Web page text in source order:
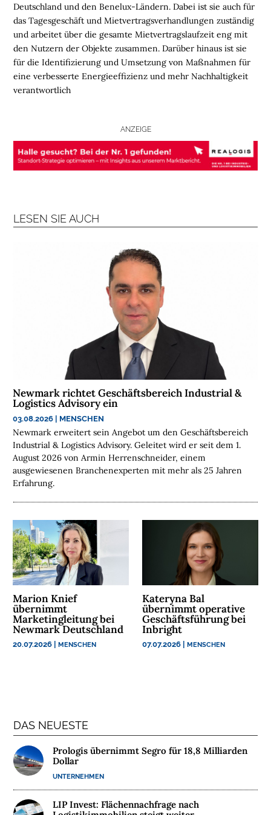
L
O
G
I
S
T
E
G
E
N
D
M
E
H
E
N
N
C
H
H
A
E
I
T
N
Deutschland und den Benelux-Ländern. Dabei ist sie auch für
das Tagesgeschäft und Mietvertragsverhandlungen zuständig
und arbeitet über die gesamte Mietvertragslaufzeit eng mit
den Nutzern der Objekte zusammen. Darüber hinaus ist sie
für die Identifizierung und Umsetzung von Maßnahmen für
eine verbesserte Energieeffizienz und mehr Nachhaltigkeit
verantwortlich
ANZEIGE
LESEN SIE AUCH
Newmark richtet Geschäftsbereich Industrial &
Logistics Advisory ein
03.08.2026 MENSCHEN
Newmark erweitert sein Angebot um den Geschäftsbereich
Industrial & Logistics Advisory. Geleitet wird er seit dem 1.
August 2026 von Armin Herrenschneider, einem
ausgewiesenen Branchenexperten mit mehr als 25 Jahren
Erfahrung.
Marion Knief
übernimmt
Marketingleitung bei
Newmark Deutschland
20.07.2026 |MENSCHEN
Kateryna Bal
übernimmt operative
Geschäftsführung bei
Inbright
07.07.2026 |MENSCHEN
DAS NEUESTE
Prologis übernimmt Segro für 18,8 Milliarden
Dollar
UNTERNEHMEN
LIP Invest: Flächennachfrage nach